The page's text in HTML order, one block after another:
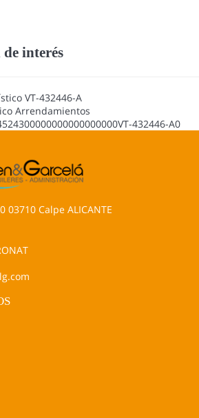
interés
VT-432446-A
Arrendamientos
432446-A0
03710 Calpe ALICANTE